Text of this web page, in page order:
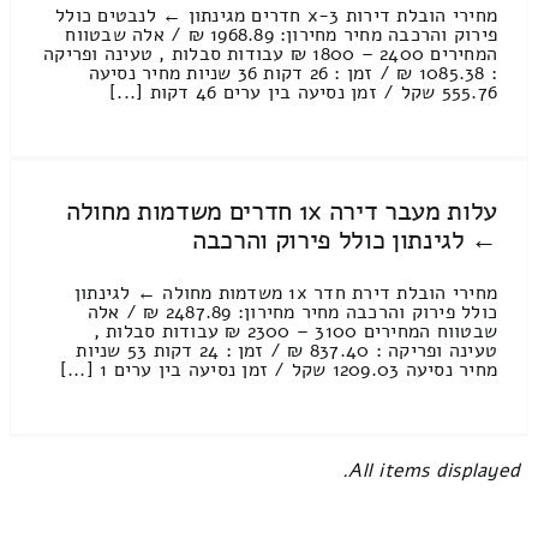
מחירי הובלת דירות 3-x חדרים מגינתון ← לנבטים כולל
פירוק והרכבה מחיר מחירון: 1968.89 ₪ / אלה שבטווח
המחירים 2400 – 1800 ₪ עבודות סבלות , טעינה ופריקה
: 1085.38 ₪ / זמן : 26 דקות 36 שניות מחיר נסיעה
555.76 שקל / זמן נסיעה בין ערים 46 דקות [...]
עלות מעבר דירה 1x חדרים משדמות מחולה
← לגינתון כולל פירוק והרכבה
מחירי הובלת דירת חדר 1x משדמות מחולה ← לגינתון
כולל פירוק והרכבה מחיר מחירון: 2487.89 ₪ / אלה
שבטווח המחירים 3100 – 2300 ₪ עבודות סבלות ,
טעינה ופריקה : 837.40 ₪ / זמן : 24 דקות 53 שניות
מחיר נסיעה 1209.03 שקל / זמן נסיעה בין ערים 1 [...]
All items displayed.